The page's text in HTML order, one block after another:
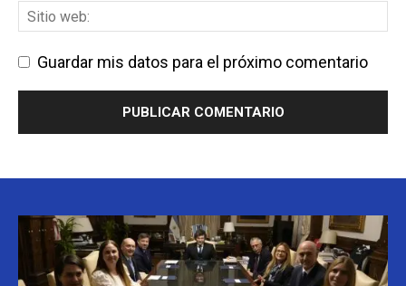
Guardar mis datos para el próximo comentario